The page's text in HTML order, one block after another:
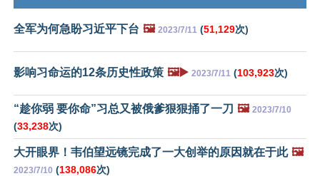
全军为何急盼习近平下台 🖼️ 2023/7/11 (51,129次)
影响习命运的12条历史性政策 🖼️▶️ 2023/7/11 (103,923次)
“趁你弱 要你命”习总又被俄爹狠狠捅了一刀 🖼️ 2023/7/10
(33,238次)
大开眼界！韦伯望远镜完成了一大创举的原因就在于此 🖼️
2023/7/10 (138,086次)